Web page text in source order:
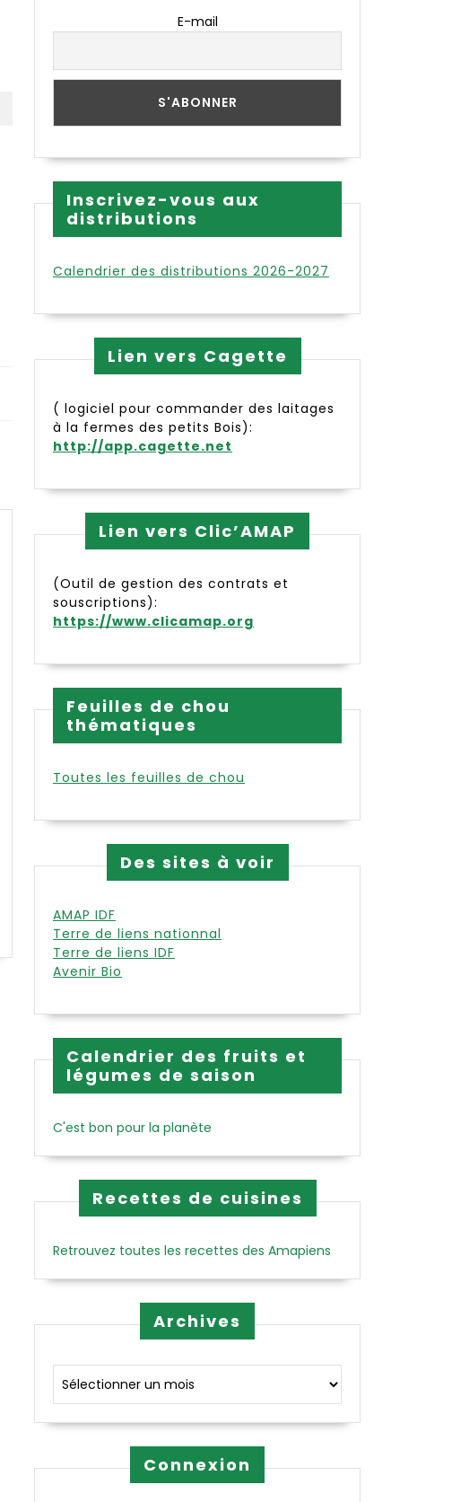
E-mail
Inscrivez-vous aux
distributions
Calendrier des distributions 2026-2027
Lien vers Cagette
( logiciel pour commander des laitages
à la fermes des petits Bois):
http://app.cagette.net
Lien vers Clic’AMAP
(Outil de gestion des contrats et
souscriptions):
https://www.clicamap.org
Feuilles de chou
thématiques
Toutes les feuilles de chou
Des sites à voir
AMAP IDF
Terre de liens nationnal
Terre de liens IDF
Avenir Bio
Calendrier des fruits et
légumes de saison
C'est bon pour la planète
Recettes de cuisines
Retrouvez toutes les recettes des Amapiens
Archives
Connexion